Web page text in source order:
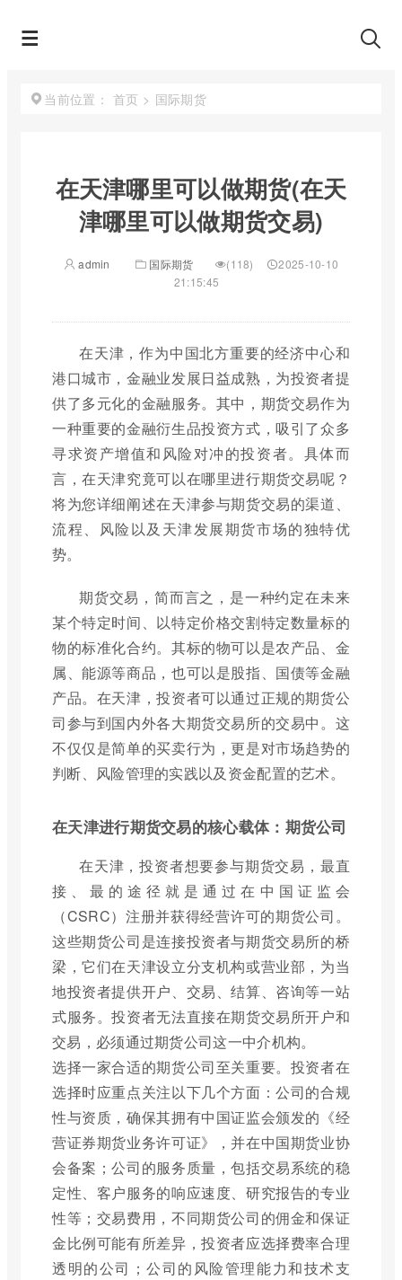
当前位置： 首页 > 国际期货
在天津哪里可以做期货(在天
津哪里可以做期货交易)
admin 国际期货 (118)
2025-10-10
21:15:45
在天津，作为中国北方重要的经济中心和
港口城市，金融业发展日益成熟，为投资者提
供了多元化的金融服务。其中，期货交易作为
一种重要的金融衍生品投资方式，吸引了众多
寻求资产增值和风险对冲的投资者。具体而
言，在天津究竟可以在哪里进行期货交易呢？
将为您详细阐述在天津参与期货交易的渠道、
流程、风险以及天津发展期货市场的独特优
势。
期货交易，简而言之，是一种约定在未来
某个特定时间、以特定价格交割特定数量标的
物的标准化合约。其标的物可以是农产品、金
属、能源等商品，也可以是股指、国债等金融
产品。在天津，投资者可以通过正规的期货公
司参与到国内外各大期货交易所的交易中。这
不仅仅是简单的买卖行为，更是对市场趋势的
判断、风险管理的实践以及资金配置的艺术。
在天津进行期货交易的核心载体：期货公司
在天津，投资者想要参与期货交易，最直
接、最的途径就是通过在中国证监会
（CSRC）注册并获得经营许可的期货公司。
这些期货公司是连接投资者与期货交易所的桥
梁，它们在天津设立分支机构或营业部，为当
地投资者提供开户、交易、结算、咨询等一站
式服务。投资者无法直接在期货交易所开户和
交易，必须通过期货公司这一中介机构。
选择一家合适的期货公司至关重要。投资者在
选择时应重点关注以下几个方面：公司的合规
性与资质，确保其拥有中国证监会颁发的《经
营证券期货业务许可证》，并在中国期货业协
会备案；公司的服务质量，包括交易系统的稳
定性、客户服务的响应速度、研究报告的专业
性等；交易费用，不同期货公司的佣金和保证
金比例可能有所差异，投资者应选择费率合理
透明的公司；公司的风险管理能力和技术支